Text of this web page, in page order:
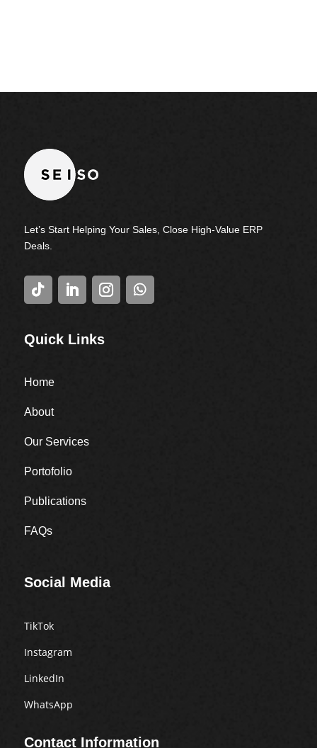
Let’s Start Helping Your Sales, Close High-Value ERP
Deals.
Quick Links
Home
About
Our Services
Portofolio
Publications
FAQs
Social Media
TikTok
Instagram
LinkedIn
WhatsApp
Contact Information